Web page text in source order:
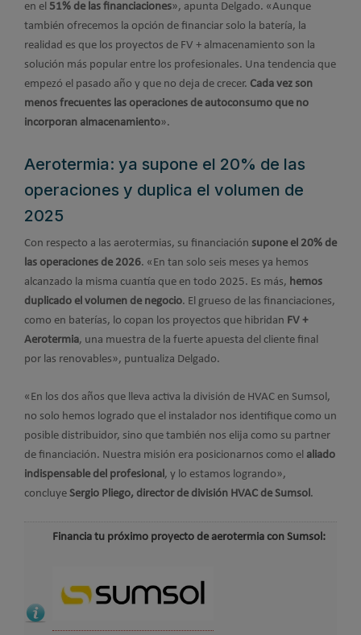
en el 51% de las financiaciones», apunta Delgado. «Aunque
también ofrecemos la opción de financiar solo la batería, la
realidad es que los proyectos de FV + almacenamiento son la
solución más popular entre los profesionales. Una tendencia que
empezó el pasado año y que no deja de crecer. Cada vez son
menos frecuentes las operaciones de autoconsumo que no
incorporan almacenamiento».
Aerotermia: ya supone el 20% de las
operaciones y duplica el volumen de
2025
Con respecto a las aerotermias, su financiación supone el 20% de
las operaciones de 2026. «En tan solo seis meses ya hemos
alcanzado la misma cuantía que en todo 2025. Es más, hemos
duplicado el volumen de negocio. El grueso de las financiaciones,
como en baterías, lo copan los proyectos que hibridan FV +
Aerotermia, una muestra de la fuerte apuesta del cliente final
por las renovables», puntualiza Delgado.
«En los dos años que lleva activa la división de HVAC en Sumsol,
no solo hemos logrado que el instalador nos identifique como un
posible distribuidor, sino que también nos elija como su partner
de financiación. Nuestra misión era posicionarnos como el aliado
indispensable del profesional , y lo estamos logrando»,
concluye Sergio Pliego, director de división HVAC de Sumsol .
Financia tu próximo proyecto de aerotermia con Sumsol: